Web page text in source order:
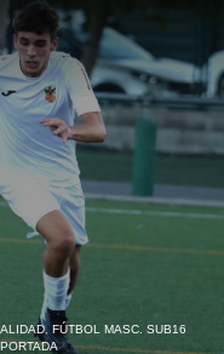
, FÚTBOL MASC. SUB16
PORTADA